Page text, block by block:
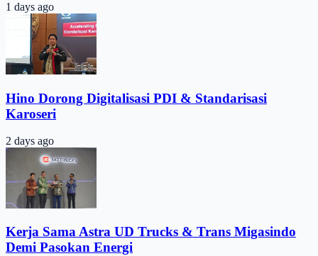
1 days ago
Hino Dorong Digitalisasi PDI & Standarisasi
Karoseri
2 days ago
Kerja Sama Astra UD Trucks & Trans Migasindo
Demi Pasokan Energi